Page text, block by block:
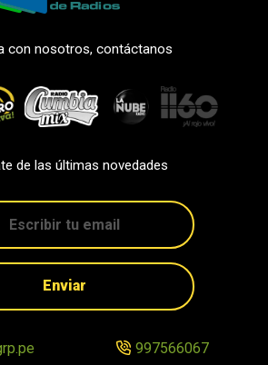
con nosotros, contáctanos
de las últimas novedades
Enviar
997566067